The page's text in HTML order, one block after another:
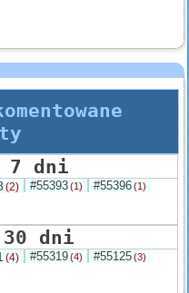
7 dni
(2) #55393(1) #55396(1)
dni
(4) #55319(4) #55125(3)